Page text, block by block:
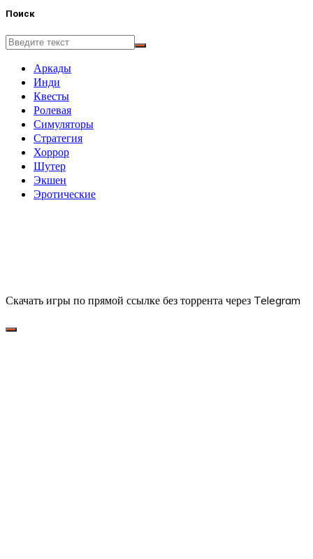
Поиск
Аркады
Инди
Квесты
Ролевая
Симуляторы
Стратегия
Хоррор
Шутер
Экшен
Эротические
Скачать игры по прямой ссылке без торрента через Telegram